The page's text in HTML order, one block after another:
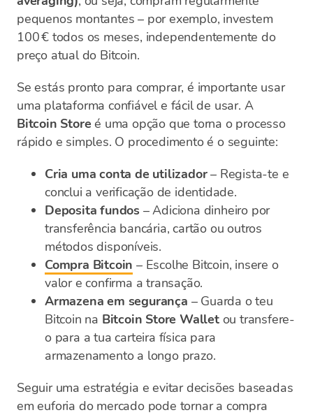
pequenos montantes – por exemplo, investem
100 € todos os meses, independentemente do
preço atual do Bitcoin.
Se estás pronto para comprar, é importante usar
uma plataforma confiável e fácil de usar. A
Bitcoin Store é uma opção que torna o processo
rápido e simples. O procedimento é o seguinte:
Cria uma conta de utilizador– Regista-te e
conclui a verificação de identidade.
Deposita fundos – Adiciona dinheiro por
transferência bancária, cartão ou outros
métodos disponíveis.
Compra Bitcoin – Escolhe Bitcoin, insere o
valor e confirma a transação.
Armazena em segurança – Guarda o teu
Bitcoin na Bitcoin Store Walletou transfere-
o para a tua carteira física para
armazenamento a longo prazo.
Seguir uma estratégia e evitar decisões baseadas
em euforia do mercado pode tornar a compra